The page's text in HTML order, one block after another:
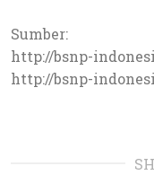
Sumber:
http://bsnp-
http://bsnp-